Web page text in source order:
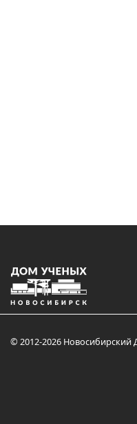
© 2012-2026